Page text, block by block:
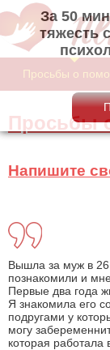
За 50
своего
Просьбы о
Просьбы
Напишите
Вышла за муж в
познакомили и
Первые два года
Я знакомила его
подругами у
могу
которая работала